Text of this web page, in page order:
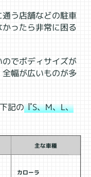
う店舗などの駐車
ったら非常に困る
でボディサイズが
幅が広いものが多
記の『S、M、L、
主な車種
カローラ